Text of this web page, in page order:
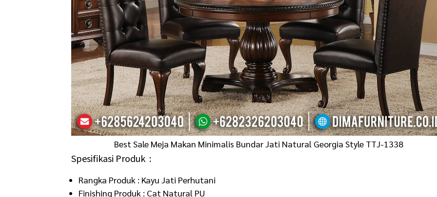
Best Sale Meja Makan Minimalis Bundar Jati Natural Georgia Style TTJ-1338
Spesifikasi Produk :
Rangka Produk : Kayu Jati Perhutani
Finishing Produk : Cat Natural PU